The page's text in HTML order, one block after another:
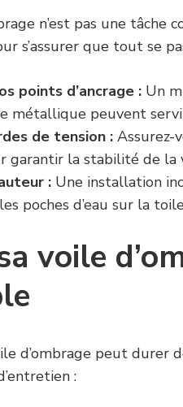
n’est pas une tâche
s’assurer que tout se
points d’ancrage : Un
métallique peuvent
de tension : Assurez-
garantir la stabilité de la
: Une installation
poches d’eau sur la
voile
d’ombrage peut durer
: